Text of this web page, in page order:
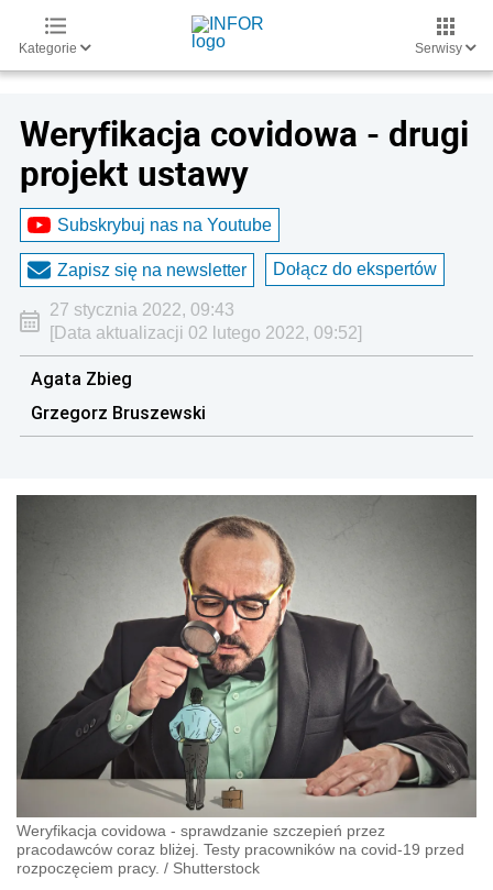
Kategorie Serwisy
Weryfikacja covidowa - drugi
projekt ustawy
Subskrybuj nas na Youtube
Zapisz się na newsletter Dołącz do ekspertów
27 stycznia 2022, 09:43
[Data aktualizacji 02 lutego 2022, 09:52]
Agata Zbieg
Grzegorz Bruszewski
Weryfikacja covidowa - sprawdzanie szczepień przez
pracodawców coraz bliżej. Testy pracowników na covid-19 przed
rozpoczęciem pracy. / Shutterstock